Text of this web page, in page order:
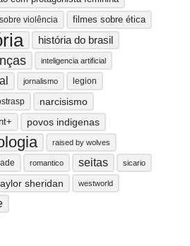
violência filmes sobre ética
história do brasil
inteligencia artificial
jornalismo legion
narcisismo
povos indigenas
raised by wolves
romantico seitas sicario
sheridan westworld